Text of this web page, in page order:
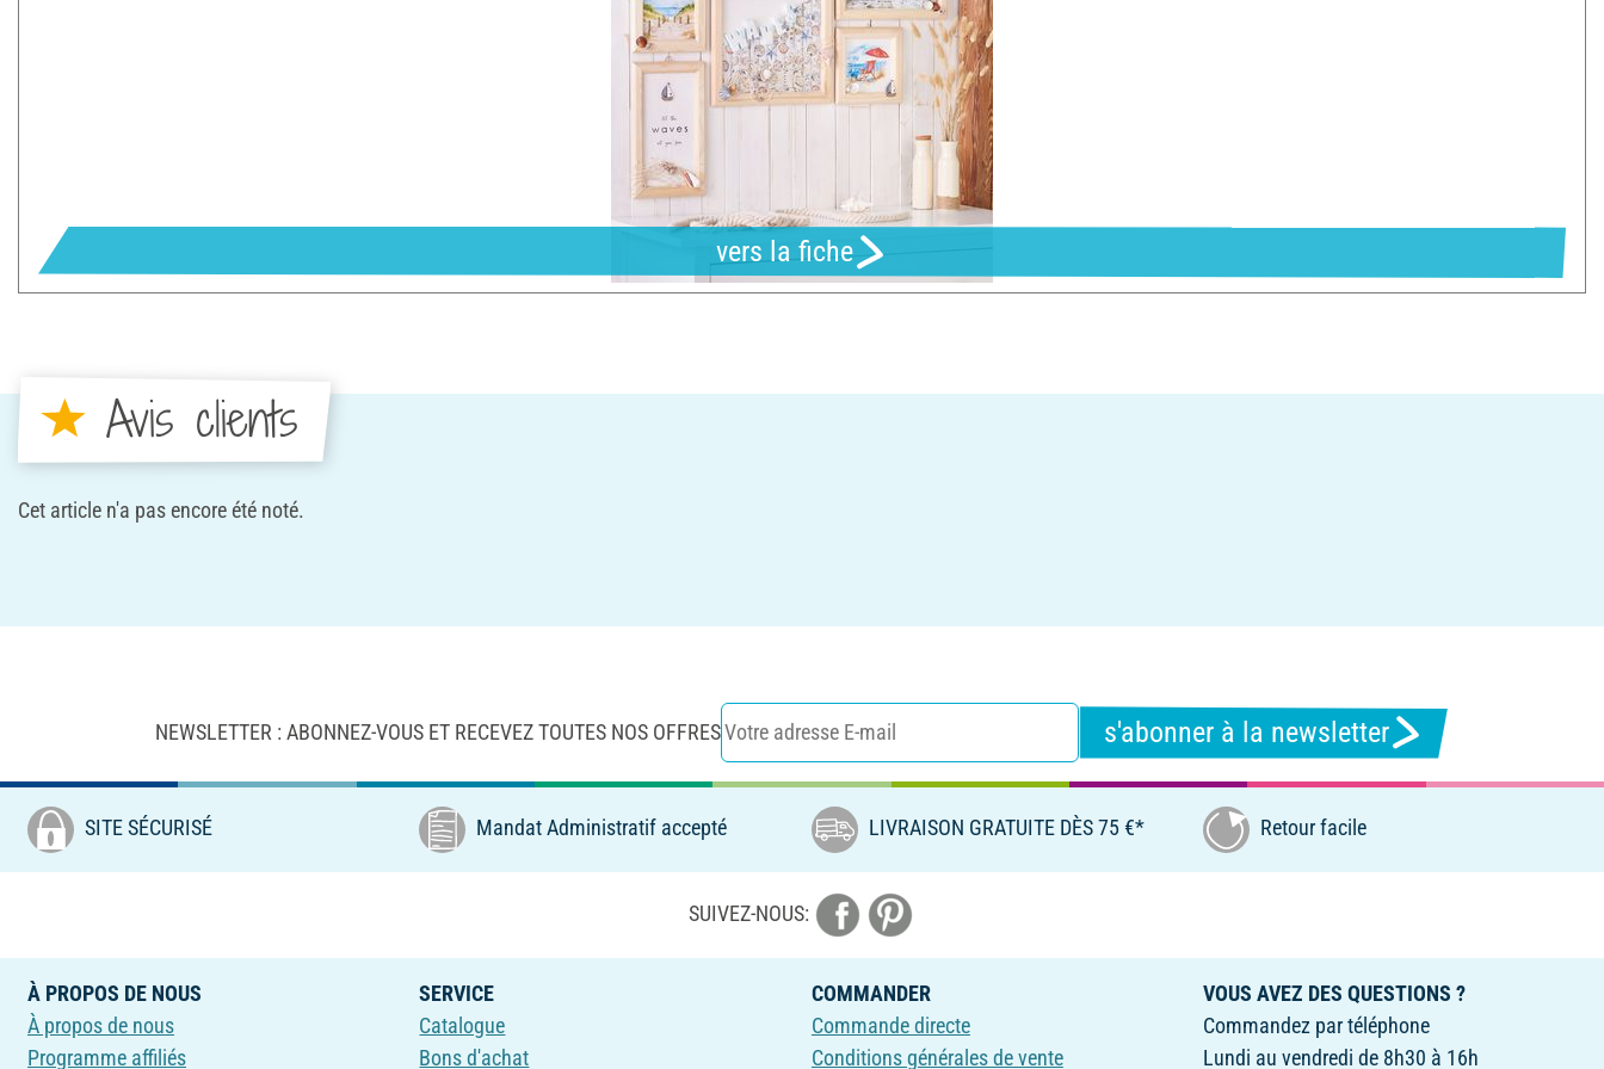
vers la fiche
Avis clients
Cet article n'a pas encore été noté.
NEWSLETTER : ABONNEZ-VOUS ET RECEVEZ TOUTES NOS OFFRES s'abonner à la newsletter
SITE SÉCURISÉ Mandat Administratif accepté LIVRAISON GRATUITE DÈS 75 €* Retour facile
SUIVEZ-NOUS:
À PROPOS DE NOUS
À propos de nous
Programme affiliés
SERVICE
Catalogue
Bons d'achat
COMMANDER
Commande directe
Conditions générales de vente
VOUS AVEZ DES QUESTIONS ?
Commandez par téléphone
Lundi au vendredi de 8h30 à 16h